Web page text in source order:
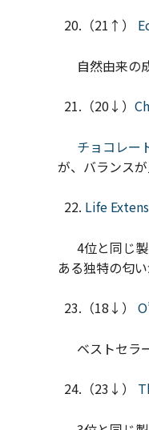
20.（21↑）
自然由来の成
21.（20↓）
チョコレー
が、バランス
22. Life
4位と同じ製
ある独特の匂
23.（18↓）
ベストセラ
24.（23↓）